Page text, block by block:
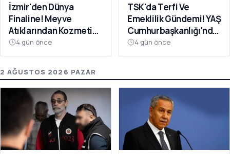
İzmir'den Dünya
Finaline! Meyve
Atıklarından Kozmetik
Devrimi
4 gün önce
TSK'da Terfi Ve
Emeklilik Gündemi! YAŞ
Cumhurbaşkanlığı'nda
Toplanacak
4 gün önce
2 AĞUSTOS 2026 PAZAR